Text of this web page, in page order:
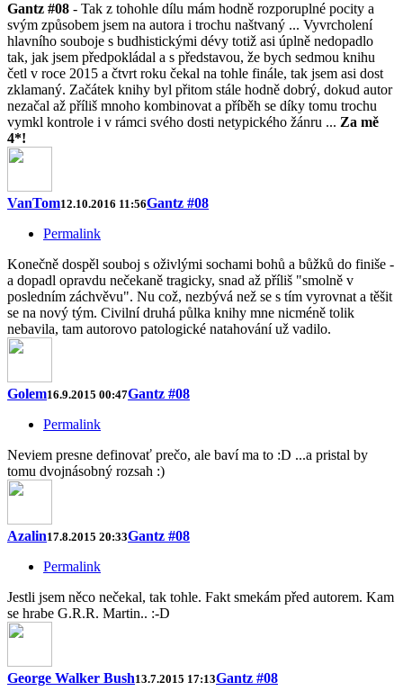
Gantz #08 - Tak z tohohle dílu mám hodně rozporuplné pocity a
svým způsobem jsem na autora i trochu naštvaný ... Vyvrcholení
hlavního souboje s budhistickými dévy totiž asi úplně nedopadlo
tak, jak jsem předpokládal a s představou, že bych sedmou knihu
četl v roce 2015 a čtvrt roku čekal na tohle finále, tak jsem asi dost
zklamaný. Začátek knihy byl přitom stále hodně dobrý, dokud autor
nezačal až příliš mnoho kombinovat a příběh se díky tomu trochu
vymkl kontrole i v rámci svého dosti netypického žánru ... Za mě
4*!
VanTom12.10.2016 11:56Gantz #08
Permalink
Konečně dospěl souboj s oživlými sochami bohů a bůžků do finiše -
a dopadl opravdu nečekaně tragicky, snad až příliš "smolně v
posledním záchvěvu". Nu což, nezbývá než se s tím vyrovnat a těšit
se na nový tým. Civilní druhá půlka knihy mne nicméně tolik
nebavila, tam autorovo patologické natahování už vadilo.
Golem16.9.2015 00:47Gantz #08
Permalink
Neviem presne definovať prečo, ale baví ma to :D ...a pristal by
tomu dvojnásobný rozsah :)
Azalin17.8.2015 20:33Gantz #08
Permalink
Jestli jsem něco nečekal, tak tohle. Fakt smekám před autorem. Kam
se hrabe G.R.R. Martin.. :-D
George Walker Bush13.7.2015 17:13Gantz #08